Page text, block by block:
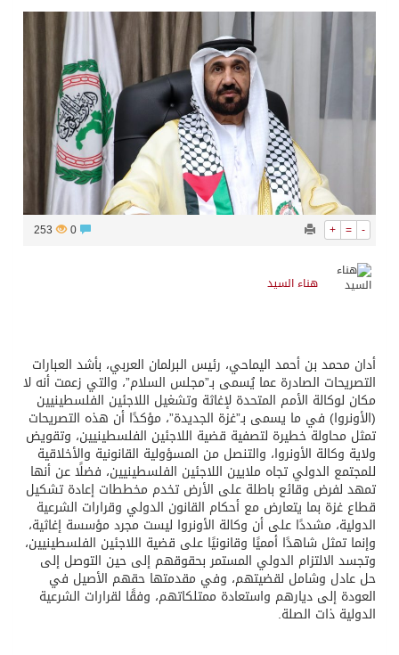
+ = -
253
هناء السيد
أدان محمد بن أحمد اليماحي، رئيس البرلمان العربي، بأشد العبارات
التصريحات الصادرة عما يُسمى بـ”مجلس السلام”، والتي زعمت أنه لا
مكان لوكالة الأمم المتحدة لإغاثة وتشغيل اللاجئين الفلسطينيين
(الأونروا) في ما يسمى بـ”غزة الجديدة”، مؤكدًا أن هذه التصريحات
تمثل محاولة خطيرة لتصفية قضية اللاجئين الفلسطينيين، وتقويض
ولاية وكالة الأونروا، والتنصل من المسؤولية القانونية والأخلاقية
للمجتمع الدولي تجاه ملايين اللاجئين الفلسطينيين، فضلًا عن أنها
تمهد لفرض وقائع باطلة على الأرض تخدم مخططات إعادة تشكيل
قطاع غزة بما يتعارض مع أحكام القانون الدولي وقرارات الشرعية
الدولية، مشددًا على أن وكالة الأونروا ليست مجرد مؤسسة إغاثية،
وإنما تمثل شاهدًا أمميًا وقانونيًا على قضية اللاجئين الفلسطينيين،
وتجسد الالتزام الدولي المستمر بحقوقهم إلى حين التوصل إلى
حل عادل وشامل لقضيتهم، وفي مقدمتها حقهم الأصيل في
العودة إلى ديارهم واستعادة ممتلكاتهم، وفقًا لقرارات الشرعية
الدولية ذات الصلة.